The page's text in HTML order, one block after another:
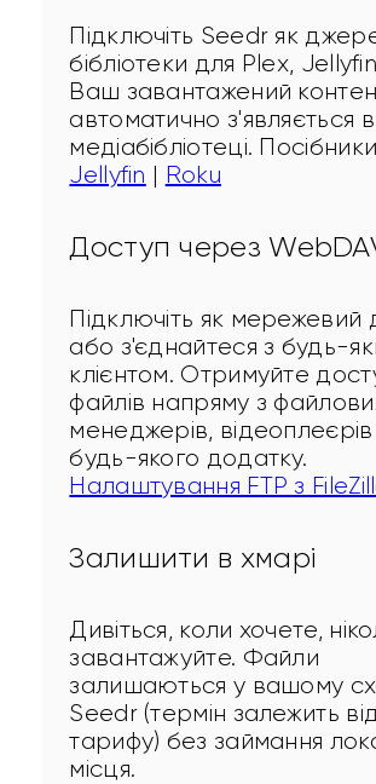
Підключіть Seedr як
бібліотеки для Plex,
Ваш завантажений
автоматично з'являється в
медіабібліотеці.
Jellyfin | Roku
Доступ через
Підключіть як мережевий
або з'єднайтеся з будь-
клієнтом. Отримуйте
файлів напряму з
менеджерів,
будь-якого додатку.
Налаштування FTP з
Залишити в хмарі
Дивіться, коли хочете,
завантажуйте. Файли
залишаються у вашому
Seedr (термін залежить
тарифу) без займання
місця.